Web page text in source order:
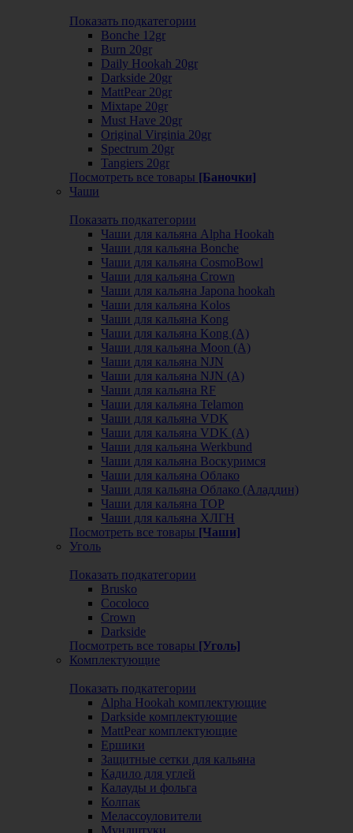
Показать подкатегории
Bonche 12gr
Burn 20gr
Daily Hookah 20gr
Darkside 20gr
MattPear 20gr
Mixtape 20gr
Must Have 20gr
Original Virginia 20gr
Spectrum 20gr
Tangiers 20gr
Посмотреть все товары [Баночки]
Чаши
Показать подкатегории
Чаши для кальяна Alpha Hookah
Чаши для кальяна Bonche
Чаши для кальяна CosmoBowl
Чаши для кальяна Crown
Чаши для кальяна Japona hookah
Чаши для кальяна Kolos
Чаши для кальяна Kong
Чаши для кальяна Kong (A)
Чаши для кальяна Moon (А)
Чаши для кальяна NJN
Чаши для кальяна NJN (А)
Чаши для кальяна RF
Чаши для кальяна Telamon
Чаши для кальяна VDK
Чаши для кальяна VDK (А)
Чаши для кальяна Werkbund
Чаши для кальяна Воскуримся
Чаши для кальяна Облако
Чаши для кальяна Облако (Аладдин)
Чаши для кальяна ТОР
Чаши для кальяна ХЛГН
Посмотреть все товары [Чаши]
Уголь
Показать подкатегории
Brusko
Cocoloco
Crown
Darkside
Посмотреть все товары [Уголь]
Комплектующие
Показать подкатегории
Alpha Hookah комплектующие
Darkside комплектующие
MattPear комплектующие
Ершики
Защитные сетки для кальяна
Кадило для углей
Калауды и фольга
Колпак
Мелассоуловители
Мундштуки